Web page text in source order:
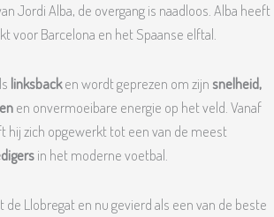
Jordi Alba, de overgang is naadloos. Alba heeft
voor Barcelona en het Spaanse elftal.
linksbacken wordt geprezen om zijnsnelheid,
en onvermoeibare energie op het veld. Vanaf
hij zich opgewerkt tot een van de meest
in het moderne voetbal.
de Llobregat en nu gevierd als een van de beste